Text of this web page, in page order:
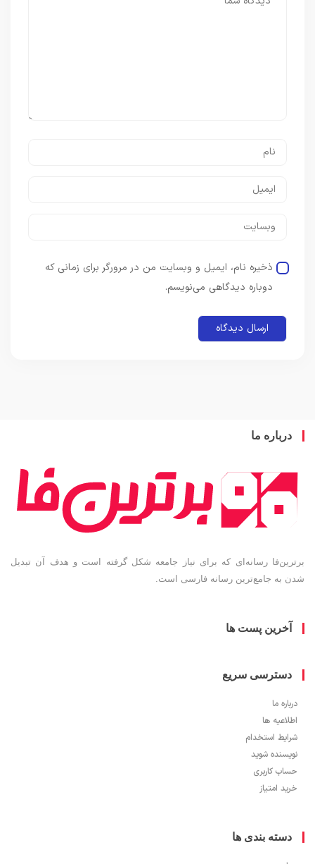
ذخیره نام، ایمیل و وبسایت من در مرورگر برای زمانی که
دوباره دیدگاهی می‌نویسم.
ما
رسانه‌ای که برای نیاز جامعه شکل گرفته است و هدف آن تبدیل
جامع‌ترین رسانه فارسی است.
پست ها
سریع
ها
استخدام
شوید
کاربری
امتیاز
بندی ها